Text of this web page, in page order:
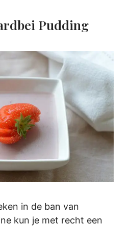
Pudding
in de ban van
kun je met recht een